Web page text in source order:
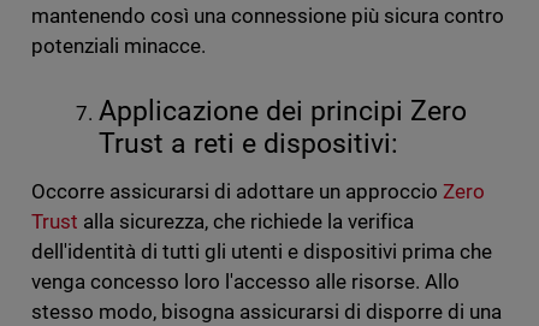
mantenendo così una connessione più sicura contro
potenziali minacce.
Applicazione dei principi Zero
Trust a reti e dispositivi:
Occorre assicurarsi di adottare un approccioZero
Trust alla sicurezza, che richiede la verifica
dell'identità di tutti gli utenti e dispositivi prima che
venga concesso loro l'accesso alle risorse. Allo
stesso modo, bisogna assicurarsi di disporre di una